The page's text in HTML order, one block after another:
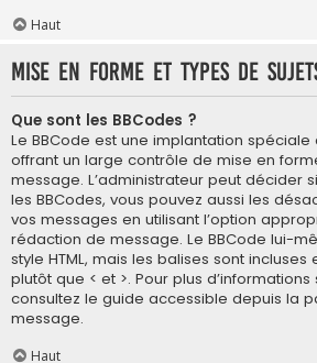
Haut
Mise en forme et types de
Que sont les BBCodes ?
Le BBCode est une implantation spéciale
offrant un large contrôle de mise en
message. L’administrateur peut décider
les BBCodes, vous pouvez aussi les
vos messages en utilisant l’option
rédaction de message. Le BBCode lui-
style HTML, mais les balises sont incluses
plutôt que < et >. Pour plus d’informations
consultez le guide accessible depuis la
message.
Haut